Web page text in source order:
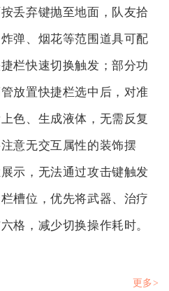
丢弃键抛至地面，队友拾
弹、烟花等范围道具可配
栏快速切换触发；部分功
放置快捷栏选中后，对准
色、生成液体，无需反复
意无交互属性的装饰摆
示，无法通过攻击键触发
槽位，优先将武器、治疗
格，减少切换操作耗时。
更多>